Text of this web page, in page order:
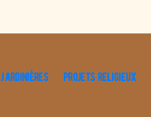
Jardinières Projets religieux